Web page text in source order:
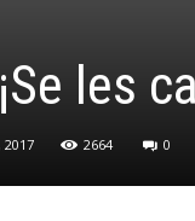
les
2664 0